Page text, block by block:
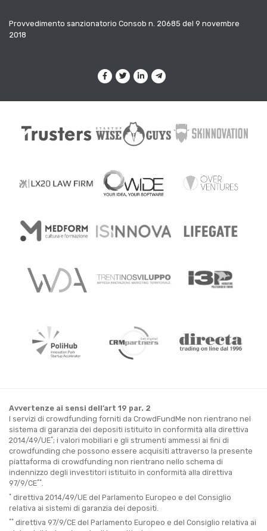
Provvedimento sanzionatorio Consob n. 20685 del 9 novembre
2018
Avvertenze ai sensi dell’art 19 par. 2
I servizi di crowdfunding forniti da CrowdFundMe non rientrano nel
sistema di garanzia dei depositi istituito in conformità alla direttiva
2014/49/UE*; i valori mobiliari e gli strumenti ammessi ai fini di
crowdfunding che possono essere acquisiti attraverso la presente
piattaforma di crowdfunding non rientrano nello schema di
indennizzo degli investitori istituito in conformità alla direttiva
97/9/CE**.
* direttiva 2014/49/UE del Parlamento Europeo e del Consiglio
relativa ai sistemi di garanzia dei depositi.
** direttiva 97/9/CE del Parlamento Europeo e del Consiglio relativa ai